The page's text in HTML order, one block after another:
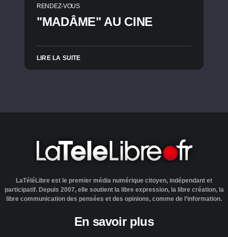
RENDEZ-VOUS
"MADÂME" AU CINE
LIRE LA SUITE
LaTéléLibre est le premier média numérique citoyen, indépendant et
participatif. Depuis 2007, elle soutient la libre expression, la libre création, la
libre communication des pensées et des opinions, comme de l’information.
En savoir plus